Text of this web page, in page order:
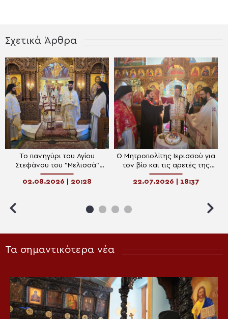
Σχετικά Άρθρα
Το πανηγύρι του Αγίου
Στεφάνου του “Μελισσά”
στην Αρναία
02.08.2026 | 20:28
O Μητροπολίτης Ιερισσού για
τον βίο και τις αρετές της
Αγίας Μαρίας της
Μαγδαληνής
22.07.2026 | 18:37
Τα σημαντικότερα νέα